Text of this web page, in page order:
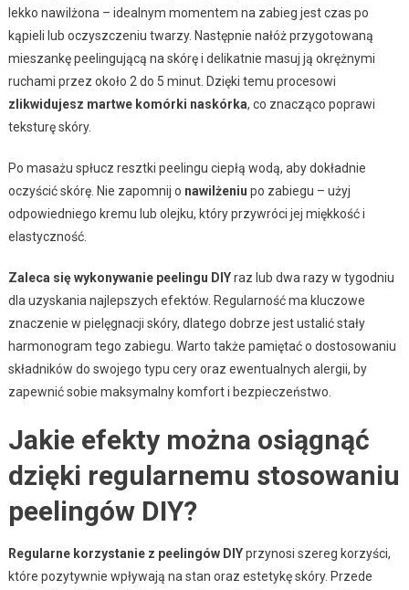
lekko nawilżona – idealnym momentem na zabieg jest czas po
kąpieli lub oczyszczeniu twarzy. Następnie nałóż przygotowaną
mieszankę peelingującą na skórę i delikatnie masuj ją okrężnymi
ruchami przez około 2 do 5 minut. Dzięki temu procesowi
zlikwidujesz martwe komórki naskórka, co znacząco poprawi
teksturę skóry.
Po masażu spłucz resztki peelingu ciepłą wodą, aby dokładnie
oczyścić skórę. Nie zapomnij o nawilżeniu po zabiegu – użyj
odpowiedniego kremu lub olejku, który przywróci jej miękkość i
elastyczność.
Zaleca się wykonywanie peelingu DIYraz lub dwa razy w tygodniu
dla uzyskania najlepszych efektów. Regularność ma kluczowe
znaczenie w pielęgnacji skóry, dlatego dobrze jest ustalić stały
harmonogram tego zabiegu. Warto także pamiętać o dostosowaniu
składników do swojego typu cery oraz ewentualnych alergii, by
zapewnić sobie maksymalny komfort i bezpieczeństwo.
Jakie efekty można osiągnąć
dzięki regularnemu stosowaniu
peelingów DIY?
Regularne korzystanie z peelingów DIYprzynosi szereg korzyści,
które pozytywnie wpływają na stan oraz estetykę skóry. Przede